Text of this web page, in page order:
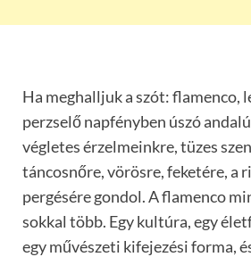
Ha meghalljuk a szót: flamenco,
perzselő napfényben úszó
végletes érzelmeinkre, tüzes
táncosnőre, vörösre, feketére, a
pergésére gondol. A flamenco
sokkal több. Egy kultúra, egy
egy művészeti kifejezési forma,